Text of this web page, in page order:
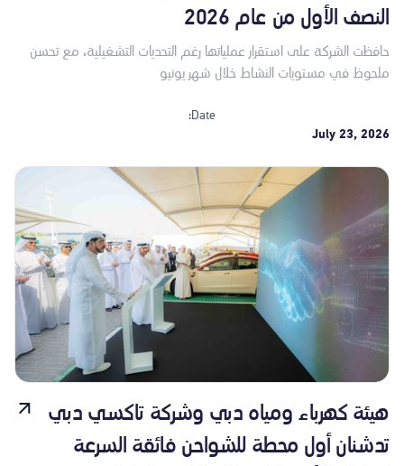
النصف الأول من عام 2026
حافظت الشركة على استقرار عملياتها رغم التحديات التشغيلية، مع تحسن
ملحوظ في مستويات النشاط خلال شهر يونيو
Date:
July 23, 2026
هيئة كهرباء ومياه دبي وشركة تاكسي دبي
تدشنان أول محطة للشواحن فائقة السرعة